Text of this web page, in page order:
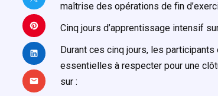
maîtrise des opérations de fin
Cinq jours d’apprentissage intensif
Durant ces cinq jours, les
essentielles à respecter pour une
sur :